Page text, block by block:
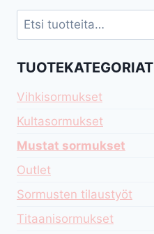
Etsi:
TUOTEKATEGORIAT
Vihkisormukset
Kultasormukset
Mustat sormukset
Outlet
Sormusten tilaustyöt
Titaanisormukset